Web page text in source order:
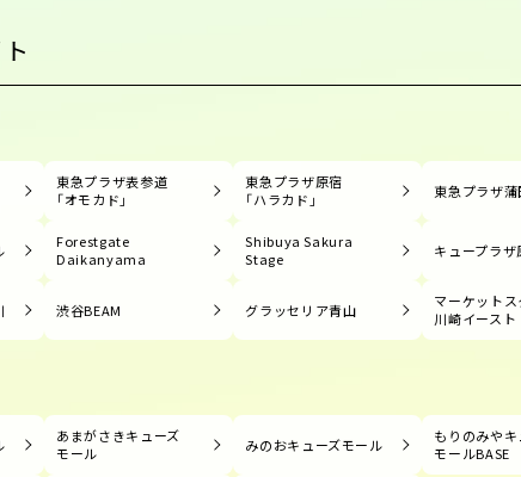
東急プラザ表参道
「オモカド」
東急プラザ原宿
「ハラカド」
東急プラザ蒲
Forestgate
Daikanyama
Shibuya Sakura
Stage
キュープラザ
渋谷BEAM グラッセリア青山
マーケット
川崎イースト
あまがさきキューズ
モール
みのおキューズモール
もりのみやキ
モールBASE